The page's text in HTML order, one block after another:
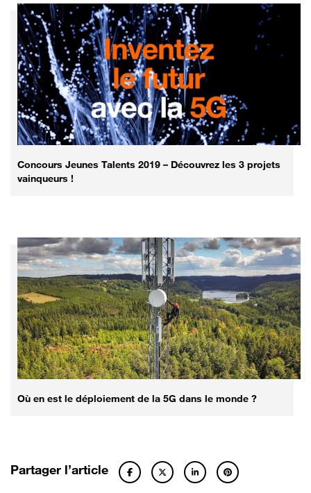
Concours Jeunes Talents 2019 – Découvrez les 3 projets
vainqueurs !
Où en est le déploiement de la 5G dans le monde ?
Partager l’article